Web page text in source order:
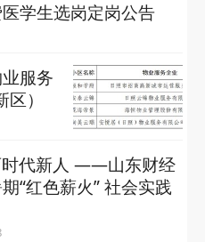
学生选岗定岗公告
服务
）
时代新人 ——山东财经
“红色薪火” 社会实践